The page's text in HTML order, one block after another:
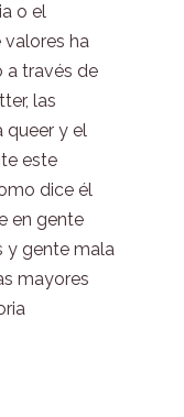
o el
ha
a través de
las
queer y el
este
dice él
en gente
y gente mala
mayores